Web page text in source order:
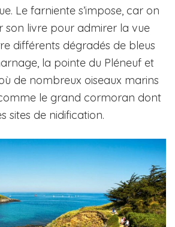
Le farniente s’impose, car on
son livre pour admirer la vue
différents dégradés de bleus
la pointe du Pléneuf et
de nombreux oiseaux marins
le grand cormoran dont
sites de nidification.